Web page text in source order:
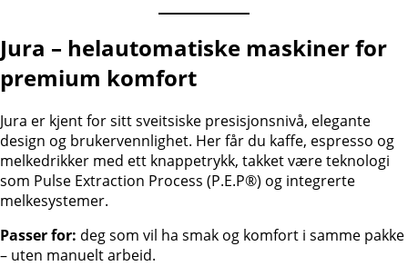
Jura – helautomatiske maskiner for
premium komfort
Jura er kjent for sitt sveitsiske presisjonsnivå, elegante
design og brukervennlighet. Her får du kaffe, espresso og
melkedrikker med ett knappetrykk, takket være teknologi
som Pulse Extraction Process (P.E.P®) og integrerte
melkesystemer.
Passer for: deg som vil ha smak og komfort i samme pakke
– uten manuelt arbeid.